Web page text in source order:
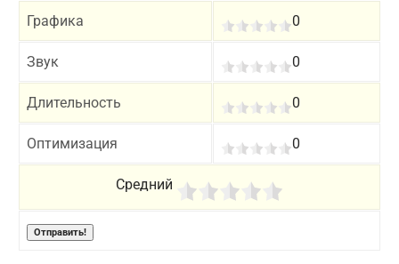
Графика 0
Звук 0
Длительность 0
Оптимизация 0
Средний